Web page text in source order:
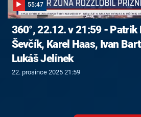
55:47
360°, 22.12. v 21:59 -
Ševčík, Karel Haas, Ivan
Lukáš Jelínek
22. prosince 2025 21:59